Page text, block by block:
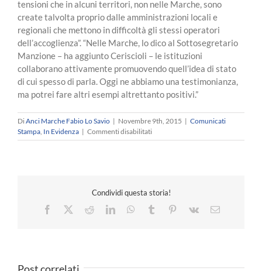
tensioni che in alcuni territori, non nelle Marche, sono
create talvolta proprio dalle amministrazioni locali e
regionali che mettono in difficoltà gli stessi operatori
dell’accoglienza”. “Nelle Marche, lo dico al Sottosegretario
Manzione – ha aggiunto Ceriscioli – le istituzioni
collaborano attivamente promuovendo quell’idea di stato
di cui spesso di parla. Oggi ne abbiamo una testimonianza,
ma potrei fare altri esempi altrettanto positivi.”
DiAnci Marche Fabio Lo Savio | Novembre 9th, 2015 | Comunicati
Stampa, In Evidenza | Commenti disabilitatisu
Sottoscritto
la
realizzazione
di
integrazione
Condividi questa storia!
Facebook
RedditLinkedInWhatsApp
Tumblr Pinterest
Vk Email